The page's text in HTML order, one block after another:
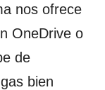
nos ofrece
OneDrive o
de
bien